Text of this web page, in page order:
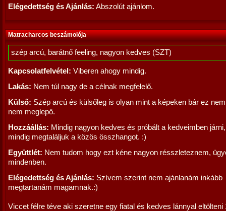
Elégedettség és Ajánlás: Abszolút ajánlom.
Matracharcos beszámolója
szép arcú, barátnő feeling, nagyon kedves (SZT)
Kapcsolatfelvétel: Viberen ahogy mindig.
Lakás: Nem túl nagy de a célnak megfelelő.
Külső: Szép arcú és külsőleg is olyan mint a képeken bár ez
nem meglepő.
Hozzáállás: Mindig nagyon kedves és próbált a kedveimben
mindig megtaláljuk a közös összhangot. :)
Együttlét: Nem tudom hogy ezt kéne nagyon résszleteznem,
mindenben.
Elégedettség és Ajánlás: Szívem szerint nem ajánlanám inkább
megtartanám magamnak.:)
Viccet félre téve aki szeretne egy fiatal és kedves lánnyal eltölteni